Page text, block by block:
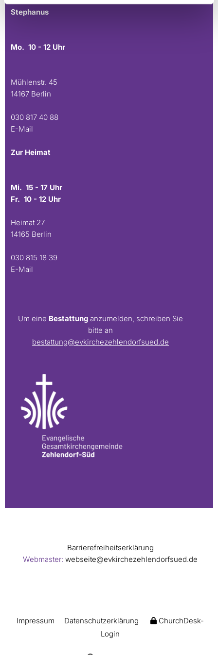
Stephanus
Mo. 10 - 12 Uhr
Mühlenstr. 45
14167 Berlin
030 817 40 88
E-Mail
Zur Heimat
Mi. 15 - 17 Uhr
Fr. 10 - 12 Uhr
Heimat 27
14165 Berlin
030 815 18 39
E-Mail
Um eine Bestattung anzumelden, schreiben Sie
bitte an
bestattung@evkirchezehlendorfsued.de
Barrierefreiheitserklärung
Webmaster: webseite@evkirchezehlendorfsued.de
Impressum Datenschutzerklärung
ChurchDesk-
Login